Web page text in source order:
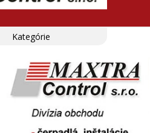
Kategórie